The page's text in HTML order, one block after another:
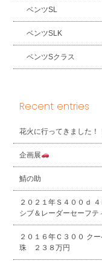
ベンツSL
ベンツSLK
ベンツSクラス
Recent entries
花火に行ってきました！
企画展
鯖の助
２０２１年Ｓ４００ｄ
シブ＆レーダーセーフ
２０１６年Ｃ３００ ク
珠 ２３８万円